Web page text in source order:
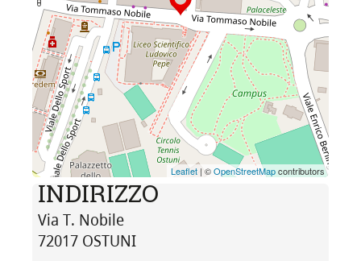
Leaflet | ©OpenStreetMapcontributors
INDIRIZZO
Via T. Nobile
72017 OSTUNI